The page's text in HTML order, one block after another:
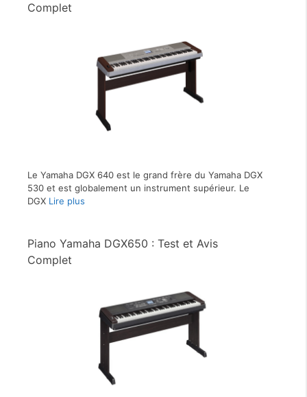
Complet
Le Yamaha DGX 640 est le grand frère du Yamaha DGX
530 et est globalement un instrument supérieur. Le
DGX Lire plus
Piano Yamaha DGX650 : Test et Avis
Complet